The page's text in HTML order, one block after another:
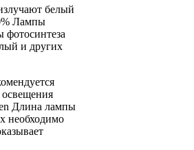
белый
Лампы
фотосинтеза
и других
Длина лампы
необходимо